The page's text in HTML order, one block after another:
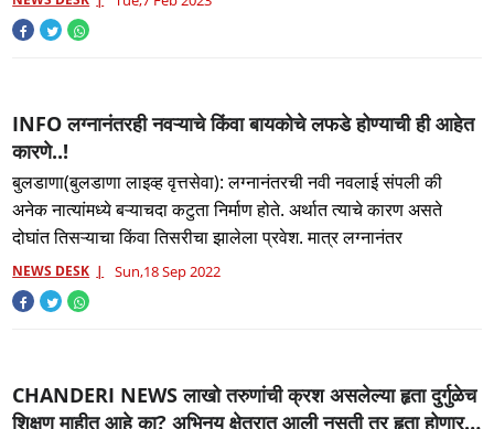
INFO लग्नानंतरही नवऱ्याचे किंवा बायकोचे लफडे होण्याची ही आहेत
कारणे..!
बुलडाणा(बुलडाणा लाइव्ह वृत्तसेवा): लग्नानंतरची नवी नवलाई संपली की
अनेक नात्यांमध्ये बऱ्याचदा कटुता निर्माण होते. अर्थात त्याचे कारण असते
दोघांत तिसऱ्याचा किंवा तिसरीचा झालेला प्रवेश. मात्र लग्नानंतर
NEWS DESK Sun,18 Sep 2022
CHANDERI NEWS लाखो तरुणांची क्रश असलेल्या हृता दुर्गुळेच
शिक्षण माहीत आहे का? अभिनय क्षेत्रात आली नसती तर हृता होणार